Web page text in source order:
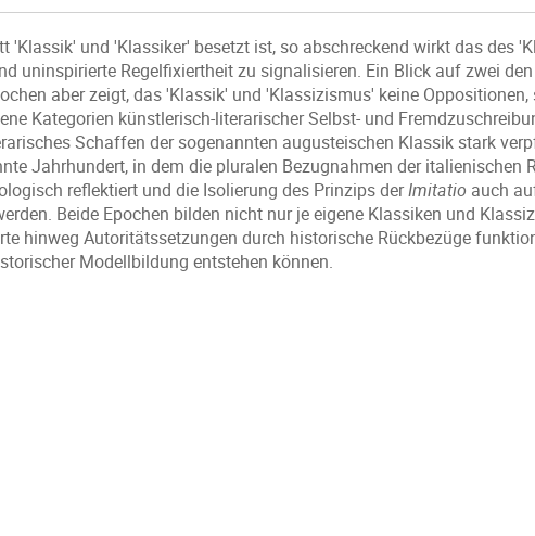
'Klassik' und 'Klassiker' besetzt ist, so abschreckend wirkt das des
uninspirierte Regelfixiertheit zu signalisieren. Ein Blick auf zwei
aber zeigt, das 'Klassik' und 'Klassizismus' keine
Kategorien künstlerisch-literarischer Selbst- und
Schaffen der sogenannten augusteischen Klassik stark
Jahrhundert, in dem die pluralen Bezugnahmen der italienischen
reflektiert und die Isolierung des Prinzips derImitatio auch
Beide Epochen bilden nicht nur je eigene Klassiken und
hinweg Autoritätssetzungen durch historische Rückbezüge
Modellbildung entstehen können.